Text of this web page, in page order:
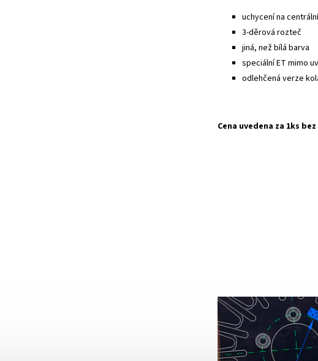
uchycení na
3-děrová rozteč
jiná, než bílá barva
speciální ET mimo
odlehčená verze
Cena uvedena za 1ks